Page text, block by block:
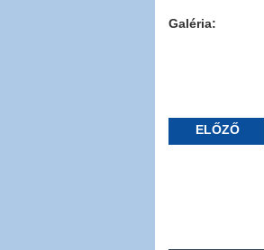
Galéria:
ELŐZŐ